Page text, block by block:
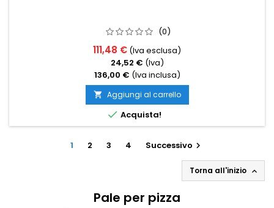
(0)
111,48 € (Iva esclusa)
24,52 € (Iva)
136,00 € (Iva inclusa)
 Aggiungi al carrello
 Acquista!
1 2 3 4 Successivo 
Torna all'inizio 
Pale per pizza